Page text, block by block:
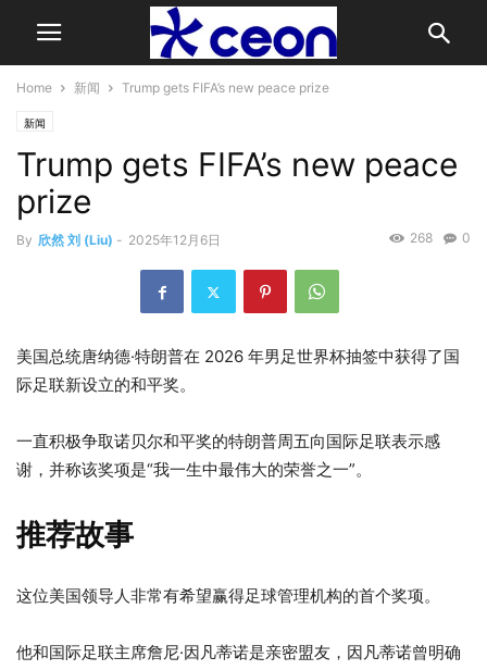
Home 新闻 Trump gets FIFA’s new peace prize
新闻
Trump gets FIFA’s new peace
prize
By 欣然 刘 (Liu) - 2025年12月6日 0
268
美国总统唐纳德·特朗普在 2026 年男足世界杯抽签中获得了国
际足联新设立的和平奖。
一直积极争取诺贝尔和平奖的特朗普周五向国际足联表示感
谢，并称该奖项是“我一生中最伟大的荣誉之一”。
推荐故事
4
清
列
末
这位美国领导人非常有希望赢得足球管理机构的首个奖项。
他和国际足联主席詹尼·因凡蒂诺是亲密盟友，因凡蒂诺曾明确